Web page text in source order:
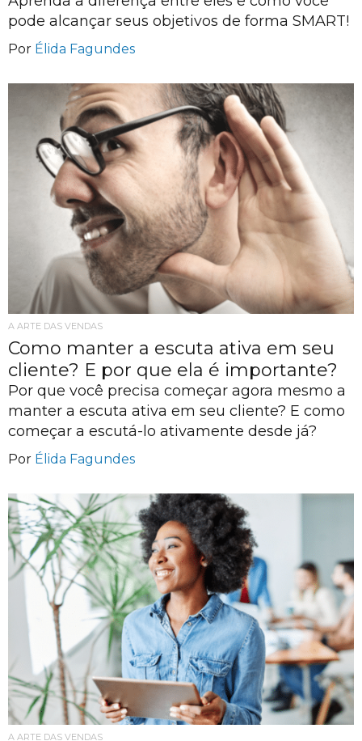
pode alcançar seus objetivos de forma SMART!
Por Élida Fagundes
A ARTE DAS VENDAS
Como manter a escuta ativa em seu
cliente? E por que ela é importante?
Por que você precisa começar agora mesmo a
manter a escuta ativa em seu cliente? E como
começar a escutá-lo ativamente desde já?
Por Élida Fagundes
A ARTE DAS VENDAS